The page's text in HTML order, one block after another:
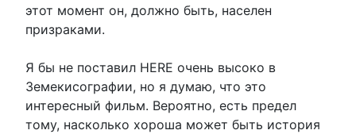
этот момент он, должно быть, населен
призраками.
Я бы не поставил HERE очень высоко в
Земекисографии, но я думаю, что это
интересный фильм. Вероятно, есть предел
тому, насколько хороша может быть история